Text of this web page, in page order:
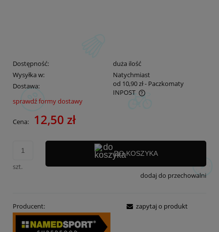
Dostępność:
duża ilość
Wysyłka w:
Natychmiast
Dostawa:
od 10,90 zł- Paczkomaty
INPOST
Cena nie zawiera ewentualnych kosztów płatności
sprawdź formy dostawy
Cena: 12,50 zł
szt.
DO KOSZYKA
dodaj do przechowalni
Producent: zapytaj o produkt